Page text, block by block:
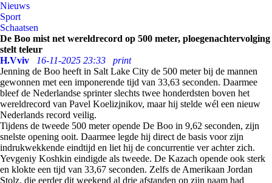
Nieuws
Sport
Schaatsen
De Boo mist net wereldrecord op 500 meter, ploegenachtervolging
stelt teleur
H.Vviv
16-11-2025 23:33
print
Jenning de Boo heeft in Salt Lake City de 500 meter bij de mannen
gewonnen met een imponerende tijd van 33,63 seconden. Daarmee
bleef de Nederlandse sprinter slechts twee honderdsten boven het
wereldrecord van Pavel Koelizjnikov, maar hij stelde wél een nieuw
Nederlands record veilig.
Tijdens de tweede 500 meter opende De Boo in 9,62 seconden, zijn
snelste opening ooit. Daarmee legde hij direct de basis voor zijn
indrukwekkende eindtijd en liet hij de concurrentie ver achter zich.
Yevgeniy Koshkin eindigde als tweede. De Kazach opende ook sterk
en klokte een tijd van 33,67 seconden. Zelfs de Amerikaan Jordan
Stolz, die eerder dit weekend al drie afstanden op zijn naam had